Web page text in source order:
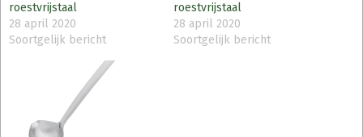
roestvrijstaal
28 april 2020
Soortgelijk bericht
roestvrijstaal
28 april 2020
Soortgelijk bericht